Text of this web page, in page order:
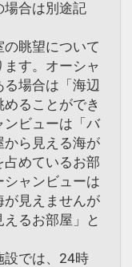
(100両×5
ィビティを
波の國での
コートやレ
けます。
。
ー）との併
場合は別途記
の眺望について
す。オーシャ
場合は「海辺
ることができ
ンビューは「バ
から見える海が
めているお部
シャンビューは
が見えませんが
るお部屋」と
設では、24時